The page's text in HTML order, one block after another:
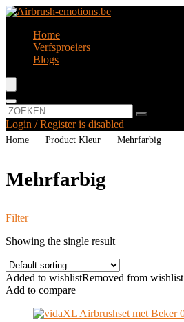
Home
Verfsproeiers
Blogs
Login / Register is disabled
Home Product Kleur ‎Mehrfarbig
‎Mehrfarbig
Filter
Showing the single result
Added to wishlistRemoved from wishlist
Add to compare